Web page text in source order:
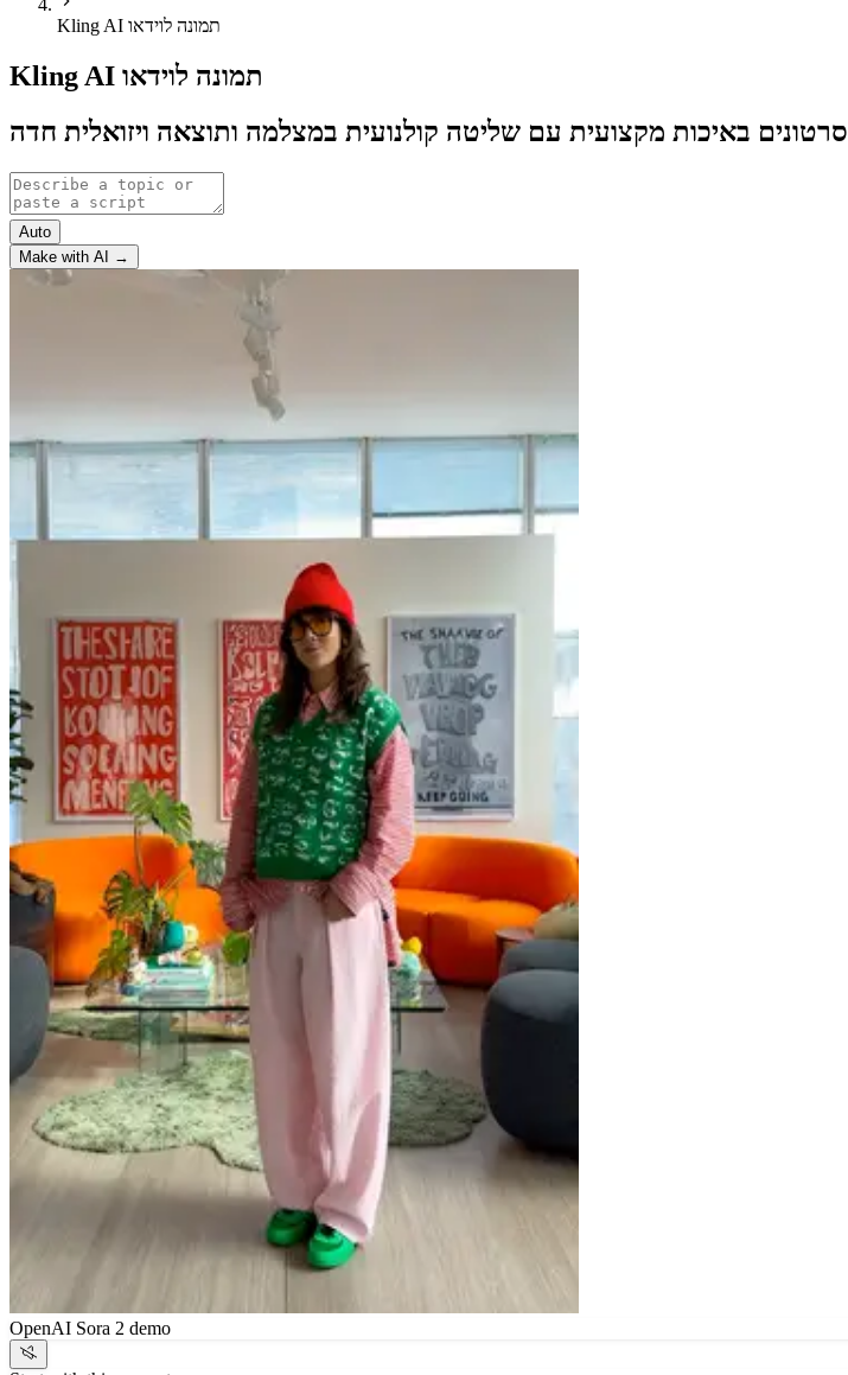
Kling AI תמונה לוידאו
Kling AI תמונה לוידאו
סרטונים באיכות מקצועית עם שליטה קולנועית במצלמה ותוצאה ויזואלית חדה
Auto
Make with AI →
OpenAI Sora 2 demo